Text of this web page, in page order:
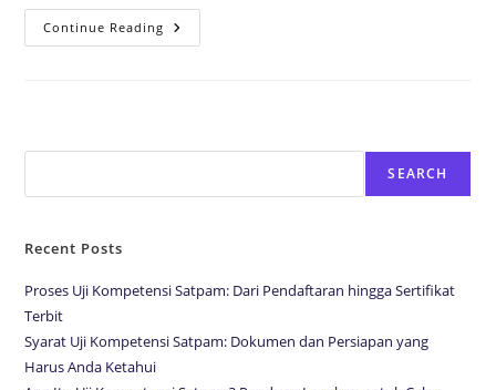
Continue Reading
SEARCH
Recent Posts
Proses Uji Kompetensi Satpam: Dari Pendaftaran hingga Sertifikat
Terbit
Syarat Uji Kompetensi Satpam: Dokumen dan Persiapan yang
Harus Anda Ketahui